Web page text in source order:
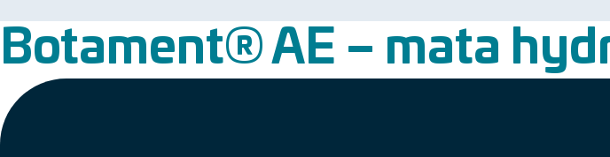
Botament® AE – mata